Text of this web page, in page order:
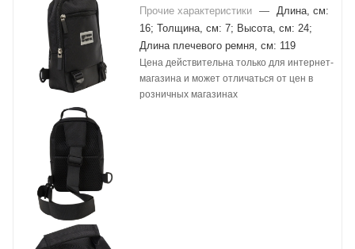
Прочие характеристики
—
Длина, см:
16; Толщина, см: 7; Высота, см: 24;
Длина плечевого ремня, см: 119
Цена действительна только для интернет-
магазина и может отличаться от цен в
розничных магазинах